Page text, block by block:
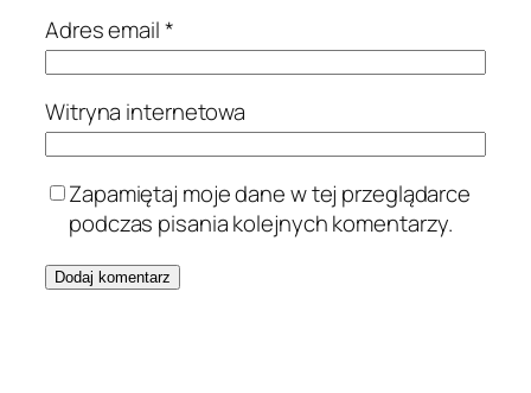
Adres email*
Witryna internetowa
Zapamiętaj moje dane w tej przeglądarce
podczas pisania kolejnych komentarzy.